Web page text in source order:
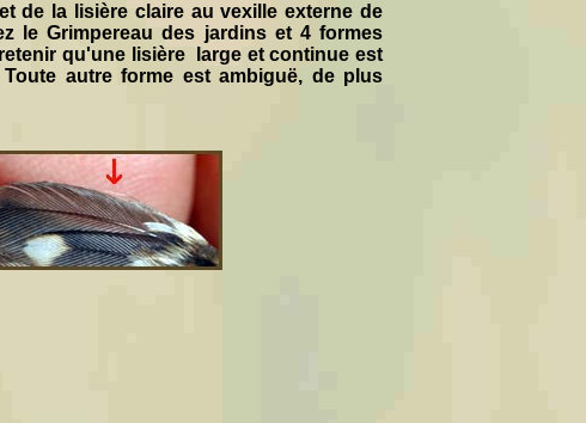
de la lisière claire au vexille externe de
le Grimpereau des jardins et 4 formes
qu'une lisière large et continue est
autre forme est ambiguë, de plus